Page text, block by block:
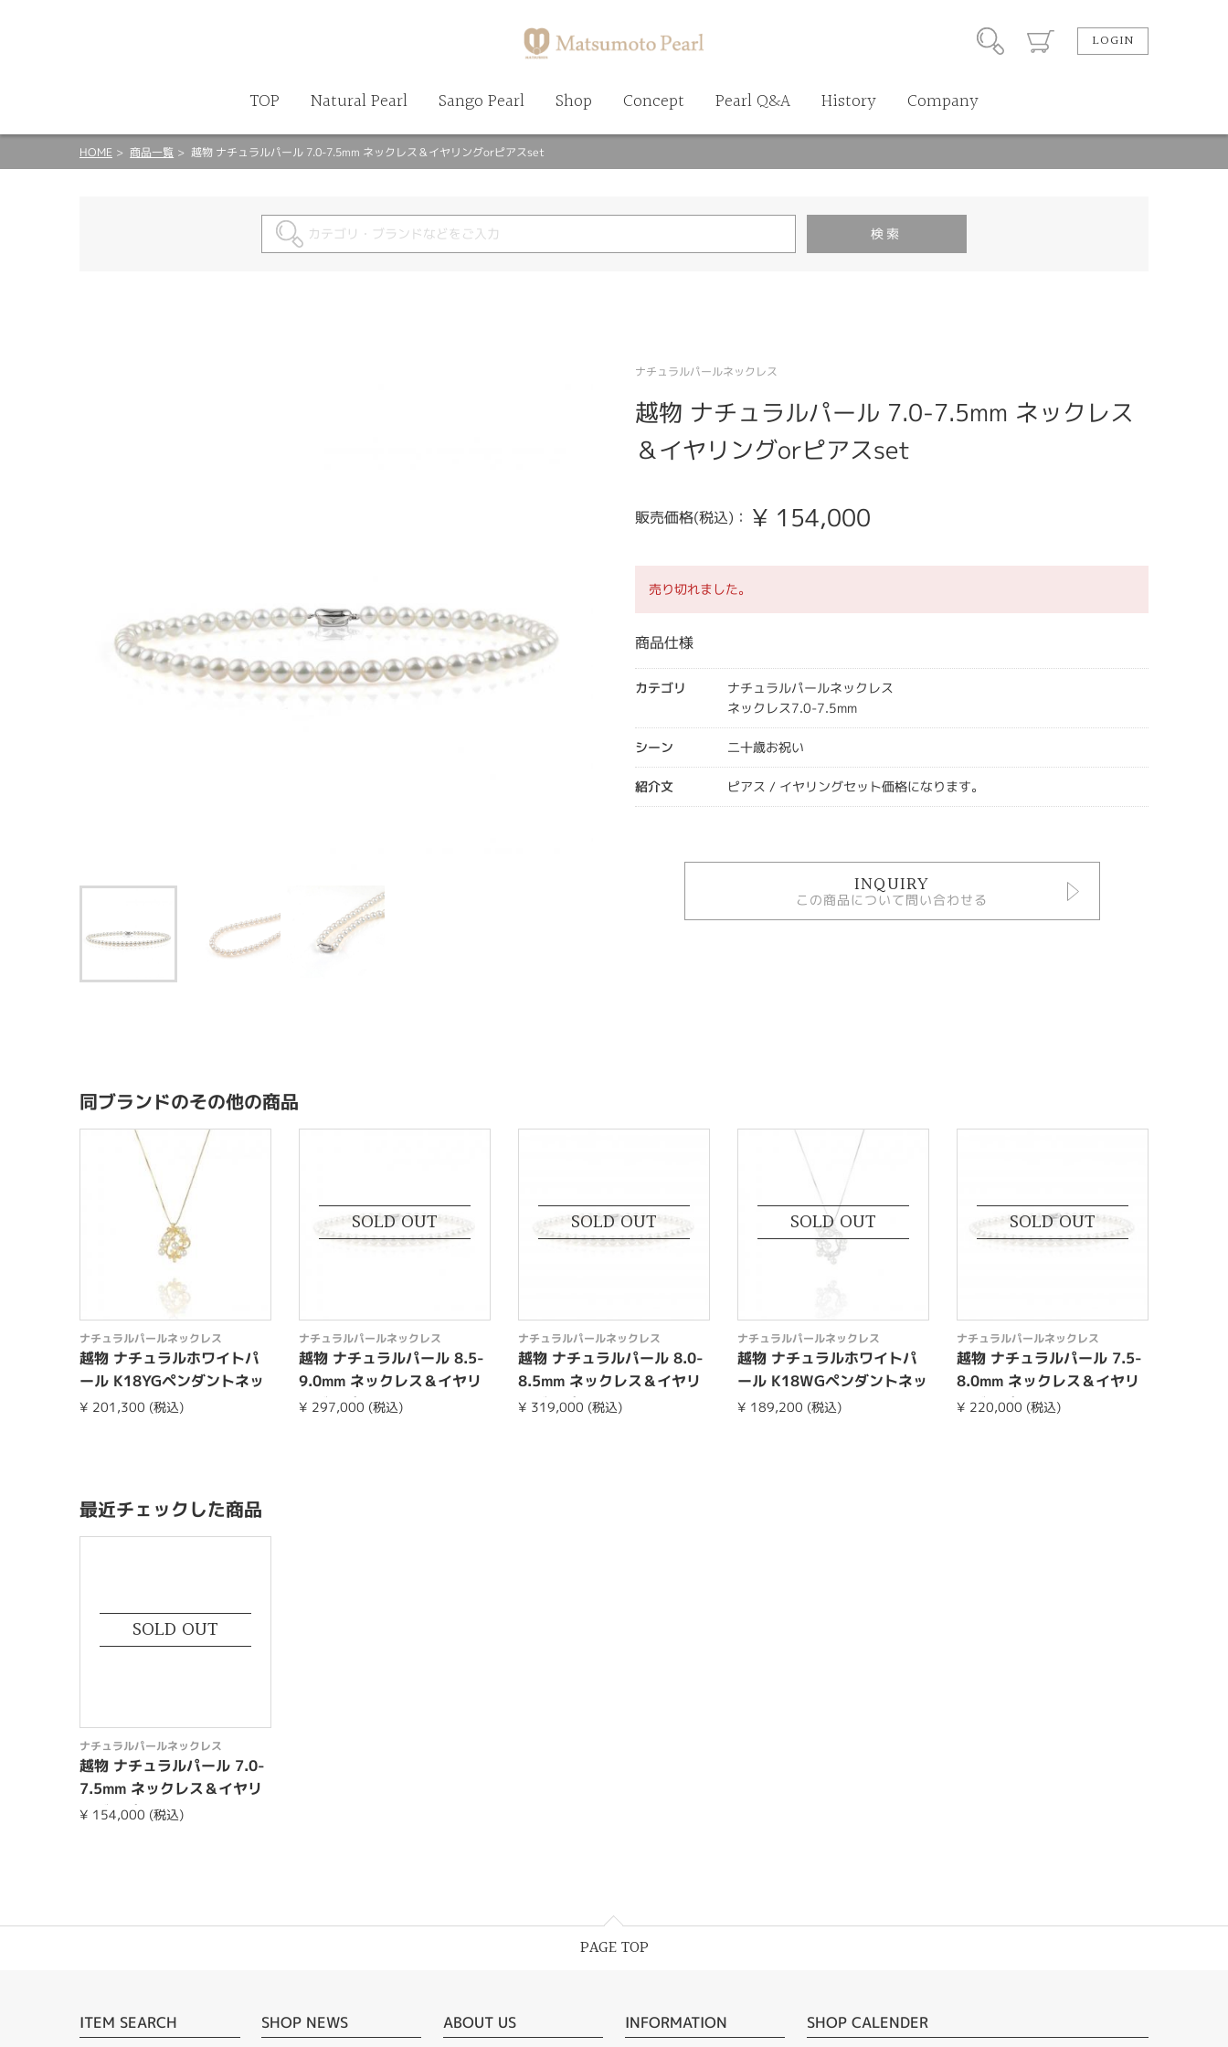
LOGIN
TOP Natural Pearl Sango Pearl Shop Concept Pearl Q&A History Company
HOME 商品一覧 越物 ナチュラルパール 7.0-7.5mm ネックレス＆イヤリングorピアスset
ナチュラルパールネックレス
越物 ナチュラルパール 7.0-7.5mm ネックレス
＆イヤリングorピアスset
販売価格(税込)： ¥ 154,000
売り切れました。
商品仕様
カテゴリ
ナチュラルパールネックレス
ネックレス7.0-7.5mm
シーン 二十歳お祝い
紹介文 ピアス / イヤリングセット価格になります。
INQUIRY
この商品について問い合わせる
同ブランドのその他の商品
ナチュラルパールネックレス
越物 ナチュラルホワイトパ
ール K18YGペンダントネッ
クレス
¥ 201,300 (税込)
SOLD OUT
ナチュラルパールネックレス
越物 ナチュラルパール 8.5-
9.0mm ネックレス＆イヤリ
ングorピア...
¥ 297,000 (税込)
SOLD OUT
ナチュラルパールネックレス
越物 ナチュラルパール 8.0-
8.5mm ネックレス＆イヤリ
ングorピア...
¥ 319,000 (税込)
SOLD OUT
ナチュラルパールネックレス
越物 ナチュラルホワイトパ
ール K18WGペンダントネッ
クレス
¥ 189,200 (税込)
SOLD OUT
ナチュラルパールネックレス
越物 ナチュラルパール 7.5-
8.0mm ネックレス＆イヤリ
ングorピア...
¥ 220,000 (税込)
最近チェックした商品
SOLD OUT
ナチュラルパールネックレス
越物 ナチュラルパール 7.0-
7.5mm ネックレス＆イヤリ
ングorピア...
¥ 154,000 (税込)
PAGE TOP
ITEM SEARCH SHOP NEWS ABOUT US INFORMATION SHOP CALENDER